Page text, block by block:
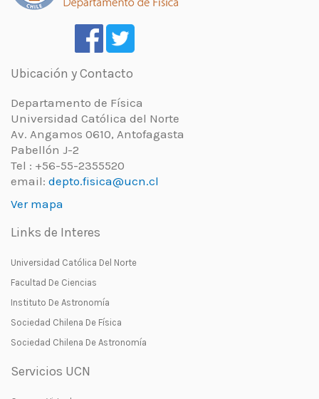
Ubicación y Contacto
Departamento de Física
Universidad Católica del Norte
Av. Angamos 0610, Antofagasta
Pabellón J-2
Tel : +56-55-2355520
email: depto.fisica@ucn.cl
Ver mapa
Links de Interes
Universidad Católica Del Norte
Facultad De Ciencias
Instituto De Astronomía
Sociedad Chilena De Física
Sociedad Chilena De Astronomía
Servicios UCN